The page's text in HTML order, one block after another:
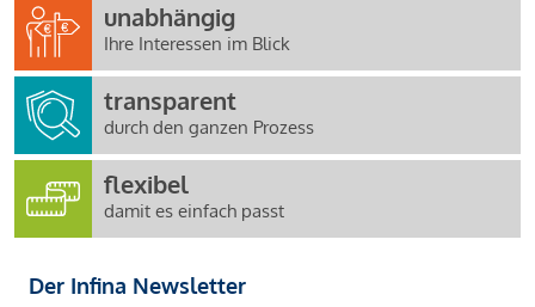
unabhängig
Ihre Interessen im Blick
transparent
durch den ganzen Prozess
flexibel
damit es einfach passt
Der Infina Newsletter